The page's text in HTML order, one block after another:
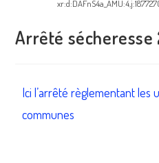
Arrêté sécheresse
Ici l’arrêté règlementant les
communes